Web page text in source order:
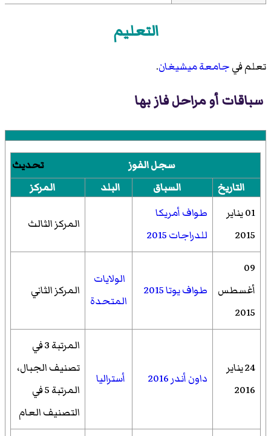
التعليم
تعلم فيجامعة ميشيغان.
سباقات أو مراحل فاز بها
تحديث
سجل الفوز
التاريخ
السباق البلد
المركز
01 يناير
2015
طواف أمريكا
للدراجات 2015
المركز الثالث
09
أغسطس
2015
طواف يوتا 2015
الولايات
المتحدة
المركز الثاني
24 يناير
2016
داون أندر 2016 أستراليا
المرتبة 3 في
تصنيف الجبال،
المرتبة 5 في
التصنيف العام